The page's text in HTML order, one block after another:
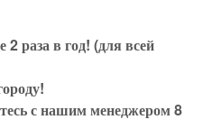
2 раза в год! (для всей
с нашим менеджером 8